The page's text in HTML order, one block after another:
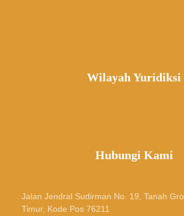
Wilayah Yuridiksi
Hubungi Kami
Jalan Jendral Sudirman No. 19, Tanah
Timur, Kode Pos 76211